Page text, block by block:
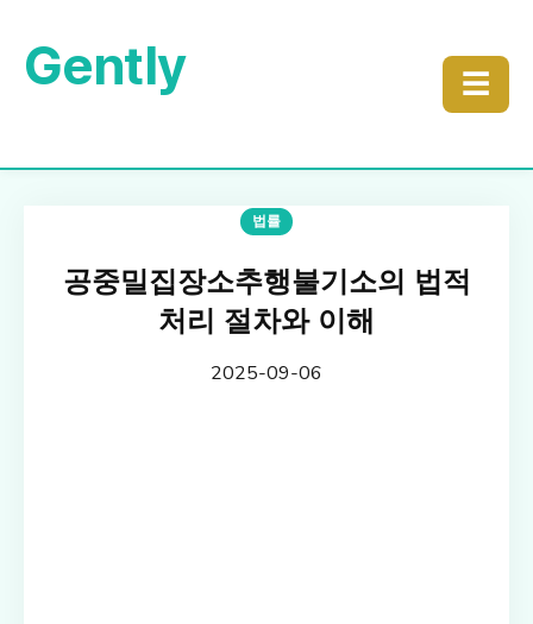
Gently ☰
법률
공중밀집장소추행불기소의 법적
처리 절차와 이해
2025-09-06